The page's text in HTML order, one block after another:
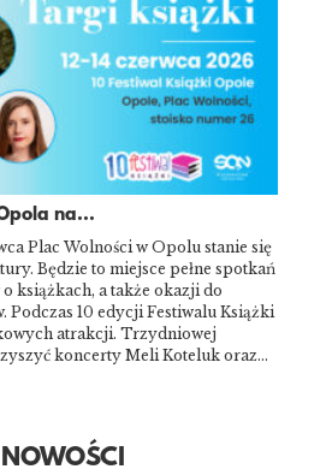
na...
Plac Wolności w Opolu stanie się
Będzie to miejsce pełne spotkań
książkach, a także okazji do
Podczas 10 edycji Festiwalu Książki
atrakcji. Trzydniowej
koncerty Meli Koteluk oraz…
NOWOŚCI